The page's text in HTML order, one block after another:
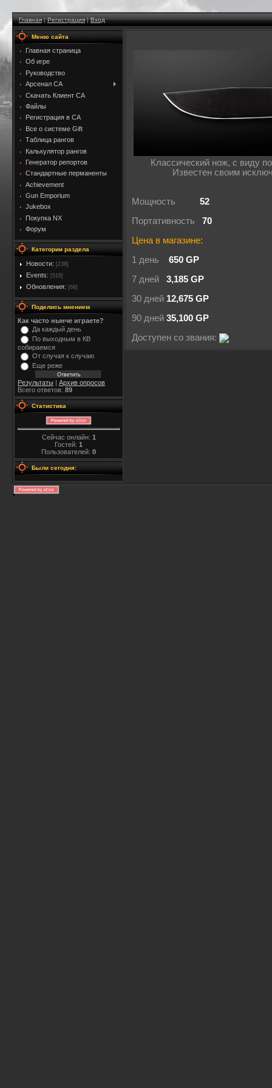
Главная|Регистрация|Вход
Меню сайта
Главная страница
Об игре
Руководство
Арсенал CA
Скачать Клиент CA
Файлы
Регистрация в CA
Все о системе Gift
Таблица рангов
Калькулятор рангов
Генератор репортов
Стандартные перманенты
Achievement
Gun Emporium
Jukebox
Покупка NX
Форум
Категории раздела
Новости: [238]
Events: [519]
Обновления: [66]
Поделись мнением
Как часто нынче играете?
Да каждый день
По выходным в КВ
собираемся
От случая к случаю
Еще реже
Результаты | Архив опросов
Всего ответов: 89
Статистика
Сейчас онлайн: 1
Гостей: 1
Пользователей: 0
Были сегодня:
Классический нож, с виду
Известен своим
Мощность 52
Портативность 70
Цена в магазине:
1 день
650 GP
7 дней 3,185 GP
30 дней 12,675 GP
90 дней 35,100 GP
Доступен со звания: